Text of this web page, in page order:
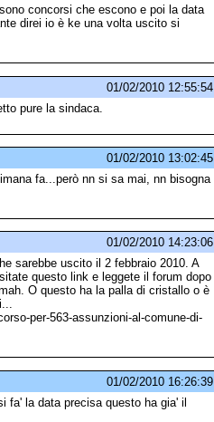
concorsi che escono e poi la data
direi io è ke una volta uscito si
01/02/2010 12:55:54
pure la sindaca.
01/02/2010 13:02:45
fa...però nn si sa mai, nn bisogna
01/02/2010 14:23:06
sarebbe uscito il 2 febbraio 2010. A
questo link e leggete il forum dopo
O questo ha la palla di cristallo o è
per-563-assunzioni-al-comune-di-
01/02/2010 16:26:39
fa' la data precisa questo ha gia' il